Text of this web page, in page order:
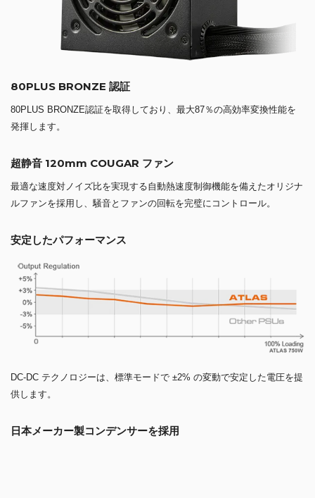
80PLUS BRONZE 認証
80PLUS BRONZE認証を取得しており、最大87％の高効率変換性能を
発揮します。
超静音 120mm COUGAR ファン
最適な速度対ノイズ比を実現する自動熱速度制御機能を備えたオリジナ
ルファンを採用し、騒音とファンの回転を完璧にコントロール。
安定したパフォーマンス
DC-DC テクノロジーは、標準モードで ±2% の変動で安定した電圧を提
供します。
日本メーカー製コンデンサーを採用